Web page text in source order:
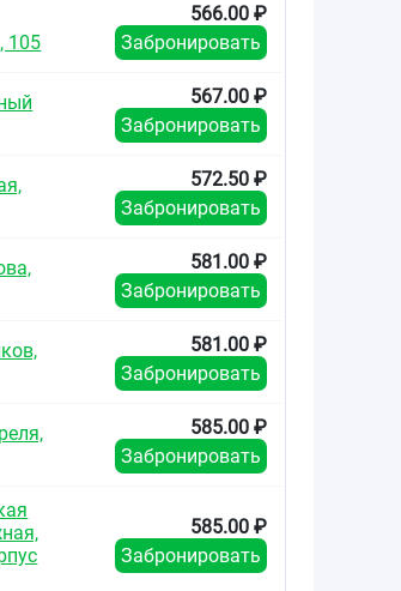
105
566.00 ₽
Забронировать
567.00 ₽
Забронировать
572.50 ₽
Забронировать
581.00 ₽
Забронировать
581.00 ₽
Забронировать
585.00 ₽
Забронировать
585.00 ₽
Забронировать